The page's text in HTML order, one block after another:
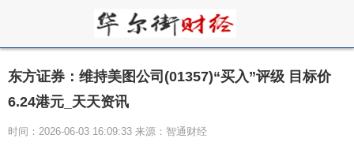
东方证券：维持美图公司(01357)“买入”评级 目标价
6.24港元_天天资讯
时间：2026-06-03 16:09:33 来源：智通财经